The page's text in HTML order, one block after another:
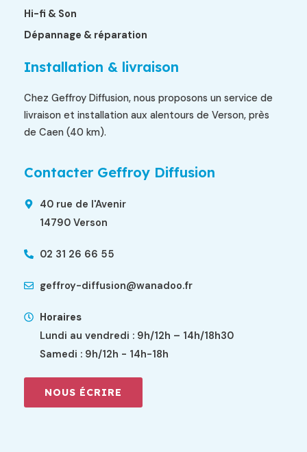
Hi-fi & Son
Dépannage & réparation
Installation & livraison
Chez Geffroy Diffusion, nous proposons un service de
livraison et installation aux alentours de Verson, près
de Caen (40 km).
Contacter Geffroy Diffusion
40 rue de l'Avenir
14790 Verson
02 31 26 66 55
geffroy-diffusion@wanadoo.fr
Horaires
Lundi au vendredi : 9h/12h – 14h/18h30
Samedi : 9h/12h - 14h-18h
NOUS ÉCRIRE